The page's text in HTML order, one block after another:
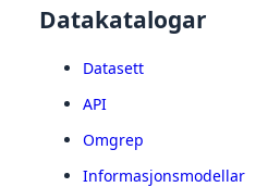
Datakatalogar
Datasett
API
Omgrep
Informasjonsmodellar